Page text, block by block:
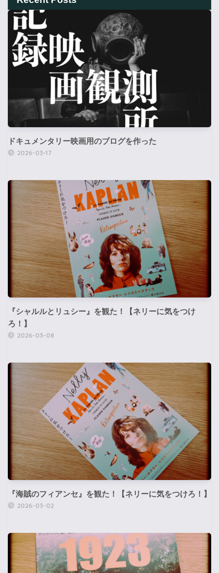
ドキュメンタリー映画用のブログを作った
2026-03-17
『シャルルとリュシー』を観た！【ネリーに気をつけ
ろ！】
2026-03-08
『海賊のフィアンセ』を観た！【ネリーに気をつけろ！】
2026-03-02